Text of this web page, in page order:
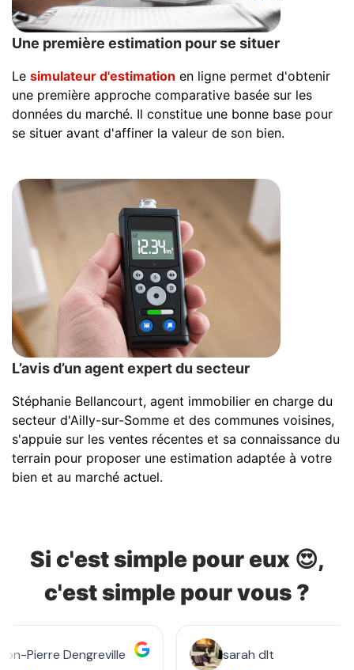
Une première estimation pour se situer
Le simulateur d'estimation en ligne permet d'obtenir
une première approche comparative basée sur les
données du marché. Il constitue une bonne base pour
se situer avant d'affiner la valeur de son bien.
L’avis d’un agent expert du secteur
Stéphanie Bellancourt, agent immobilier en charge du
secteur d'Ailly-sur-Somme et des communes voisines,
s'appuie sur les ventes récentes et sa connaissance du
terrain pour proposer une estimation adaptée à votre
bien et au marché actuel.
Si c'est simple pour eux 😍,
c'est simple pour vous ?